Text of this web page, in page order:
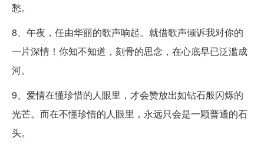
愁。
8、午夜，任由华丽的歌声响起。就借歌声倾诉我对你的
一片深情！你知不知道，刻骨的思念，在心底早已泛滥成
河。
9、爱情在懂珍惜的人眼里，才会赞放出如钻石般闪烁的
光芒。而在不懂珍惜的人眼里，永远只会是一颗普通的石
头。